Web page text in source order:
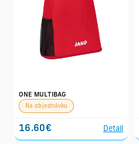
ONE MULTIBAG
Na objednávku
16.60€ Detail